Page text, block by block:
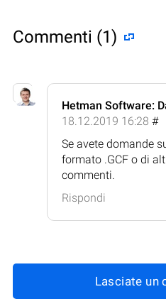
Commenti (1)
Hetman Software:
18.12.2019 16:28 #
Se avete domande
formato .GCF o di
commenti.
Rispondi
Lasciate un